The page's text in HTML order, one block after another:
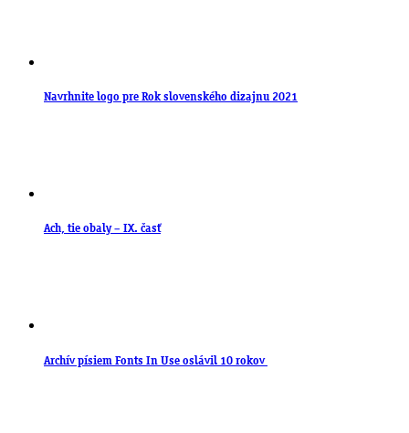
Navrhnite logo pre Rok slovenského dizajnu 2021
Ach, tie obaly – IX. časť
Archív písiem Fonts In Use oslávil 10 rokov